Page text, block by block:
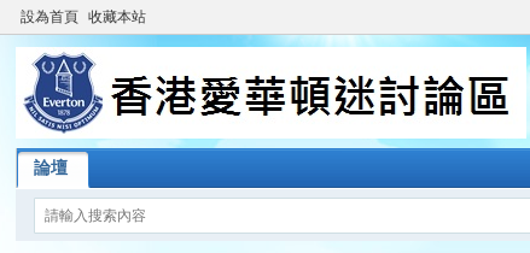
設為首頁 收藏本站
論壇